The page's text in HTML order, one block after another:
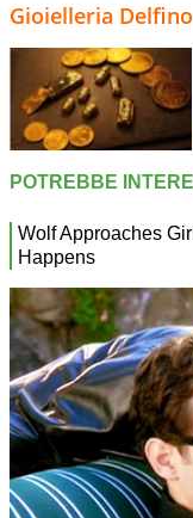
Gioielleria Delfino